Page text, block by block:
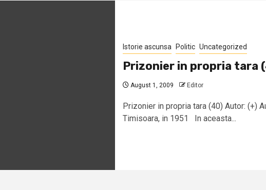
Istorie ascunsa Politic Uncategorized
Prizonier in propria tara
August 1, 2009 Editor
Prizonier in propria tara (40) Autor: (+)
Timisoara, in 1951 In aceasta...